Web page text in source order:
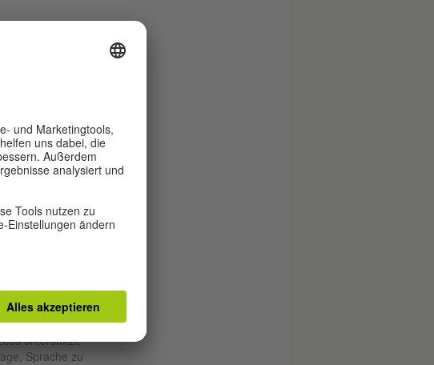
in der Regel
ist ihr
offen.
klaren Vorteil
und
als junge. [4]
Auch in Bezug
meist
Erlernen von
zurückgreifen.
über ein
unterstützt,
Sprache zu